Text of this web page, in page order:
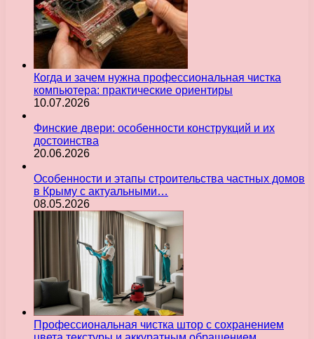
Когда и зачем нужна профессиональная чистка
компьютера: практические ориентиры
10.07.2026
Финские двери: особенности конструкций и их
достоинства
20.06.2026
Особенности и этапы строительства частных домов
в Крыму с актуальными…
08.05.2026
Профессиональная чистка штор с сохранением